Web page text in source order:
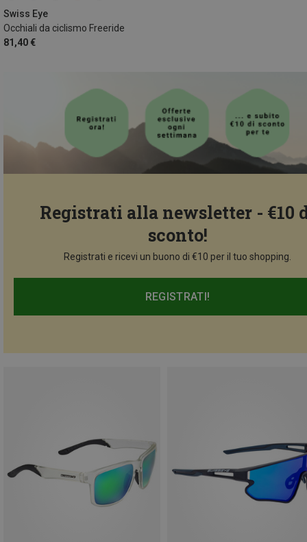
Swiss Eye
Occhiali da ciclismo Freeride
81,40 €
Registrati alla newsletter - €10
sconto!
Registrati e ricevi un buono di €10 per il tuo shopping.
REGISTRATI!